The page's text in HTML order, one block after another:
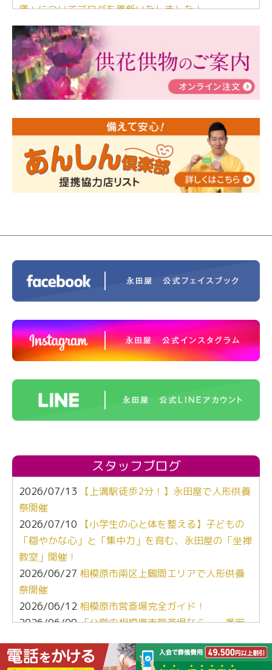
儀」についてブログを更新いたしました！
2024/03/06【終活なるほど教室】「マンガで学
ぶ！はじめてのお葬式」小さな家族葬ハウス®町田成
瀬 ご参加ありがとうございました！
2024/01/19令和6年能登半島地震災害の寄付のご報
告
人形供養 寄付のご報告
2023/12/16終活なるほど教室＠小さな家族葬ハウ
ス®上鶴間 エンディングノートを書いてみよう！
2023/11/29 永田屋創業110周年記念式典 レンブラ
ントホテル東京町田
スタッフブログ
2026/07/13
【上溝駅徒歩2分！】永田屋で人形供養
祭開催
2026/07/10
【小学生の心と体を整える】子どもの
「穏やかな心」と「集中力」を育む、永田屋の「坐禅
教室」開催！
2026/06/27 相模原市南区上鶴間エリアで人形供養
祭開催
2026/06/12 相模原市営斎場完全ガイド！
2026/06/09「公営の相模原市営斎場なら、一番安
2026/05/12 【ぶっちゃけ比較】葬儀社選び、キー